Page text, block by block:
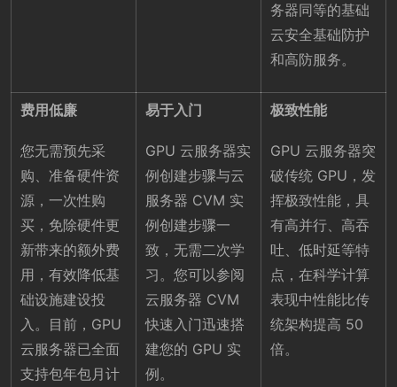
务器同等的基础
云安全基础防护
和高防服务。
费用低廉
您无需预先采
购、准备硬件资
源，一次性购
买，免除硬件更
新带来的额外费
用，有效降低基
础设施建设投
入。目前，GPU
云服务器已全面
支持包年包月计
易于入门
GPU 云服务器实
例创建步骤与云
服务器 CVM 实
例创建步骤一
致，无需二次学
习。您可以参阅
云服务器 CVM
快速入门迅速搭
建您的 GPU 实
例。
极致性能
GPU 云服务器突
破传统 GPU，发
挥极致性能，具
有高并行、高吞
吐、低时延等特
点，在科学计算
表现中性能比传
统架构提高 50
倍。